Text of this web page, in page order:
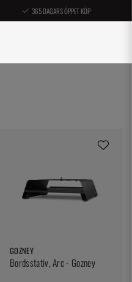
365 DAGARS ÖPPET KÖP
GOZNEY
Bordsstativ, Arc - Gozney